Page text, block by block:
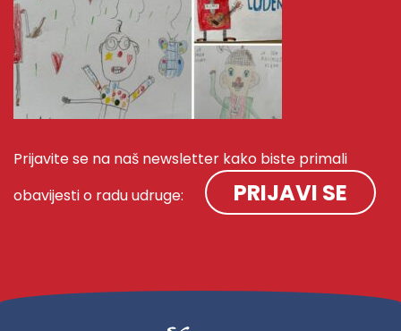
Prijavite se na naš newsletter kako biste primali
obavijesti o radu udruge:
PRIJAVI SE